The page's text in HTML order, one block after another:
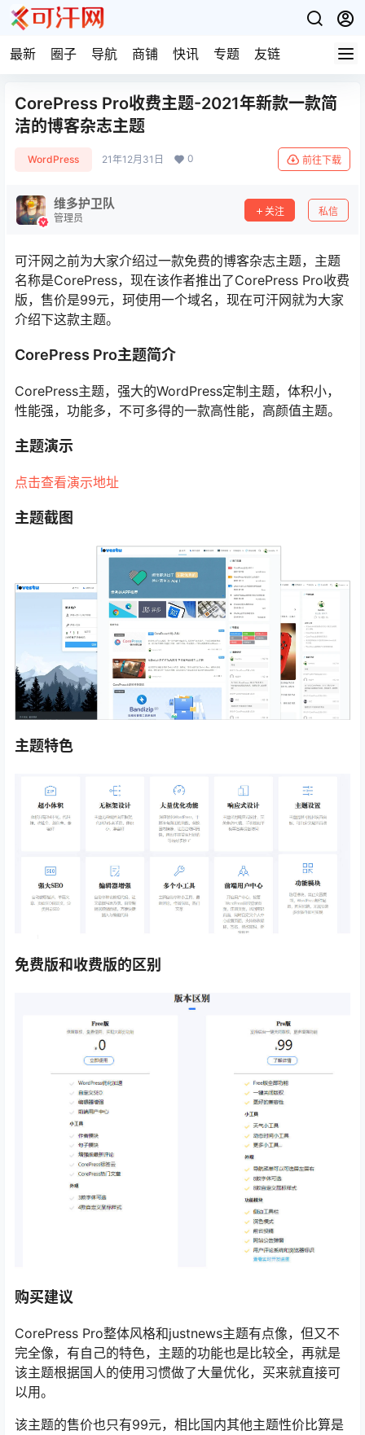
最新 圈子 导航 商铺 快讯 专题 友链
CorePress Pro收费主题-2021年新款一款简
洁的博客杂志主题
WordPress 21年12月31日 0 前往下载
维多护卫队
管理员
关注 私信
可汗网之前为大家介绍过一款免费的博客杂志主题，主题
名称是CorePress，现在该作者推出了CorePress Pro收费
版，售价是99元，珂使用一个域名，现在可汗网就为大家
介绍下这款主题。
CorePress Pro主题简介
CorePress主题，强大的WordPress定制主题，体积小，
性能强，功能多，不可多得的一款高性能，高颜值主题。
主题演示
点击查看演示地址
主题截图
主题特色
免费版和收费版的区别
购买建议
CorePress Pro整体风格和justnews主题有点像，但又不
完全像，有自己的特色，主题的功能也是比较全，再就是
该主题根据国人的使用习惯做了大量优化，买来就直接可
以用。
该主题的售价也只有99元，相比国内其他主题性价比算是